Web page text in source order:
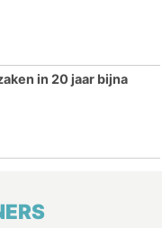
in 20 jaar bijna